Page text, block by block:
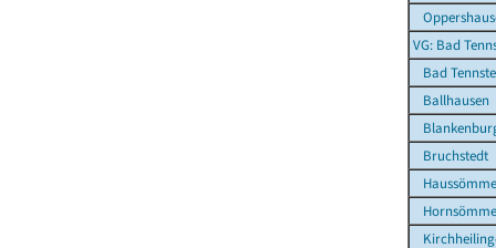
VG: Bad
Bad
Ballhausen
Bruchstedt